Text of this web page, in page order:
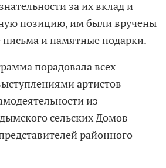
за их вклад и
позицию, им были вручены
письма и памятные подарки.
порадовала всех
артистов
из
сельских Домов
районного